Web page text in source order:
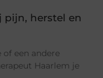
pijn, herstel en
of een andere
Haarlem je